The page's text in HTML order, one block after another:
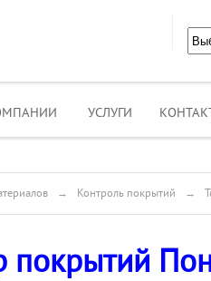
УСЛУГИ
→ Контроль покрытий →
покрытий